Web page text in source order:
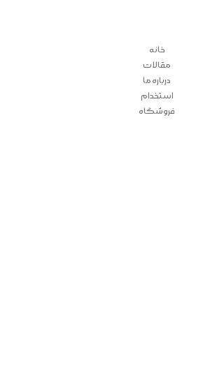
خانه
مقالات
درباره ما
استخدام
فروشگاه